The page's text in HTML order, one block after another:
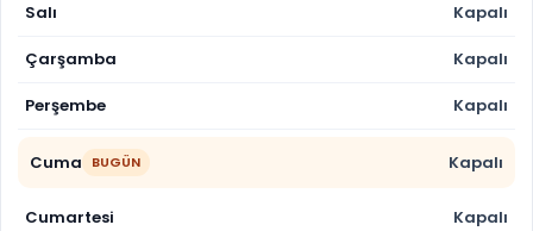
Salı Kapalı
Çarşamba Kapalı
Perşembe Kapalı
Cuma BUGÜN Kapalı
Cumartesi Kapalı